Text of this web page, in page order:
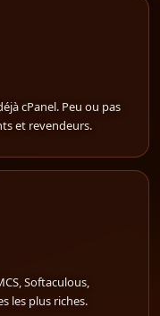
cPanel. Peu ou pas
et revendeurs.
Softaculous,
les plus riches.